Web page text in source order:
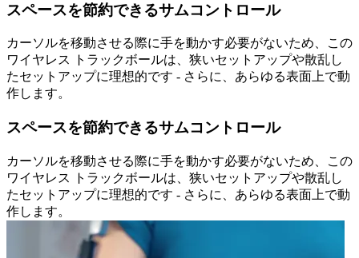
スペースを節約できるサムコントロール
カーソルを移動させる際に手を動かす必要がないため、この
ワイヤレス トラックボールは、狭いセットアップや散乱し
たセットアップに理想的です - さらに、あらゆる表面上で動
作します。
スペースを節約できるサムコントロール
カーソルを移動させる際に手を動かす必要がないため、この
ワイヤレス トラックボールは、狭いセットアップや散乱し
たセットアップに理想的です - さらに、あらゆる表面上で動
作します。